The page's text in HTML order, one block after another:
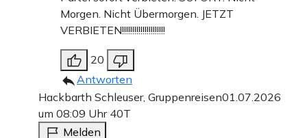
Morgen. Nicht Übermorgen. JETZT
VERBIETEN!!!!!!!!!!!!!!!!!!!!!
20
Antworten
Hackbarth Schleuser, Gruppenreisen01.07.2026
um 08:09 Uhr 40T
Melden